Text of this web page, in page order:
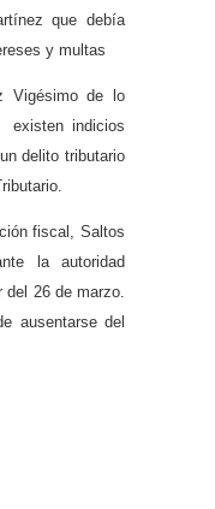
que debía
y multas
Vigésimo de lo
existen indicios
delito tributario
fiscal, Saltos
la autoridad
26 de marzo.
ausentarse del